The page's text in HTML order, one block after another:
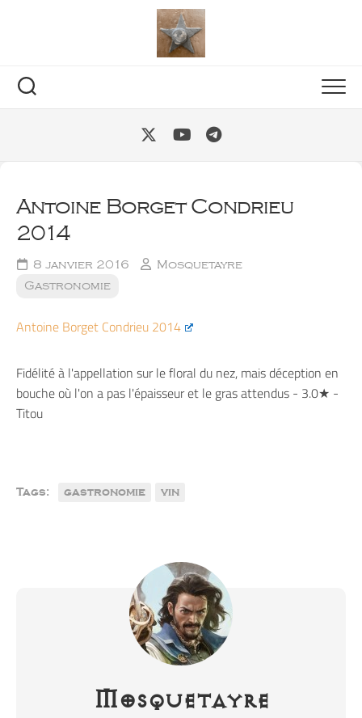
Antoine Borget Condrieu
2014
8 janvier 2016
Mosquetayre
Gastronomie
Antoine Borget Condrieu 2014
Fidélité à l'appellation sur le floral du nez, mais déception en
bouche où l'on a pas l'épaisseur et le gras attendus - 3.0★ -
Titou
Tags: gastronomie vin
Mosquetayre